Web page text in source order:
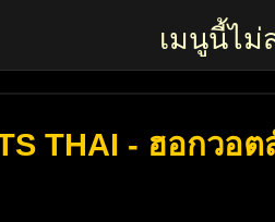
เมนูนี้ไม่
THAI - ฮอกวอต